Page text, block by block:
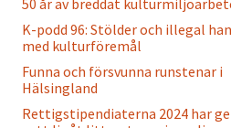
50 år av breddat
K-podd 96: Stölder och illegal
med kulturföremål
Funna och försvunna runstenar i
Hälsingland
Rettigstipendiaterna 2024 har